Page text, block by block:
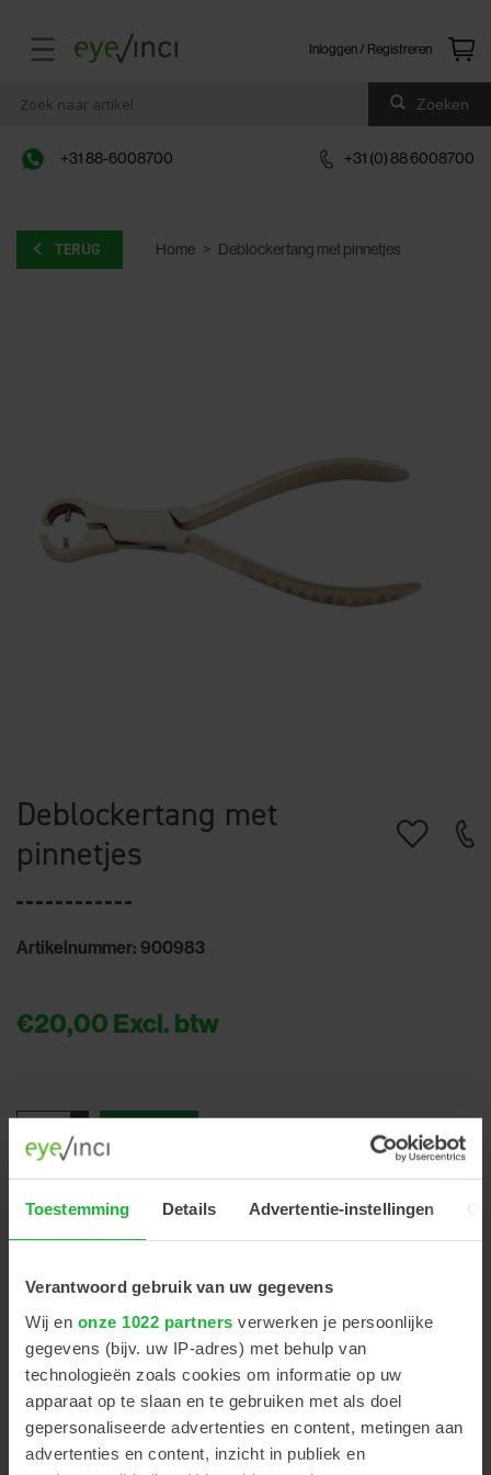
Toestemming Details Advertentie-instellingen
Verantwoord gebruik van uw gegevens
Wij en onze 1022 partners verwerken je persoonlijke
gegevens (bijv. uw IP-adres) met behulp van
technologieën zoals cookies om informatie op uw
apparaat op te slaan en te gebruiken met als doel
gepersonaliseerde advertenties en content, metingen aan
advertenties en content, inzicht in publiek en
Inloggen / Registreren
Zoeken
+31 88-6008700 +31 (0) 88 6008700
TERUG Home > Deblockertang met pinnetjes
Deblockertang met
pinnetjes
Artikelnummer: 900983
€20,00 Excl. btw
+
-
PRODUCT OMSCHRIJVING
Met deze tool kan men het blok snel, moeiteloos en
efficiënt van de lens verwijderen. Deze tool heeft een